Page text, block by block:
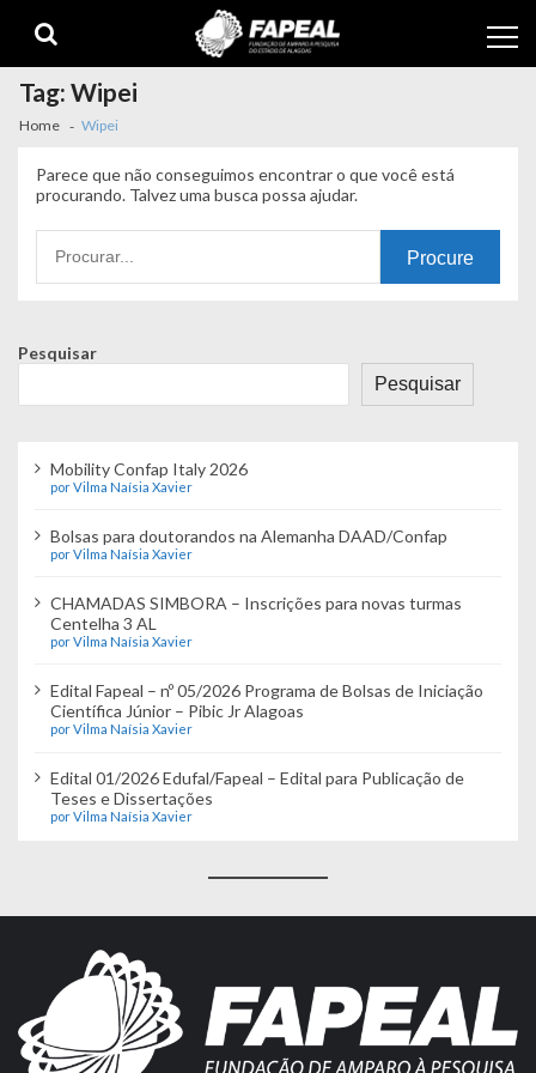
navigation
content
Tag:Wipei
Home Wipei
Parece que não conseguimos encontrar o que você está
procurando. Talvez uma busca possa ajudar.
por:
Pesquisar
Pesquisar
Mobility Confap Italy 2026
por Vilma Naísia Xavier
Bolsas para doutorandos na Alemanha DAAD/Confap
por Vilma Naísia Xavier
CHAMADAS SIMBORA – Inscrições para novas turmas
Centelha 3 AL
por Vilma Naísia Xavier
Edital Fapeal – nº 05/2026 Programa de Bolsas de Iniciação
Científica Júnior – Pibic Jr Alagoas
por Vilma Naísia Xavier
Edital 01/2026 Edufal/Fapeal – Edital para Publicação de
Teses e Dissertações
por Vilma Naísia Xavier